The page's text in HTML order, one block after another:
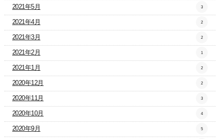
2021年5月 3
2021年4月 2
2021年3月 2
2021年2月 1
2021年1月 2
2020年12月 2
2020年11月 3
2020年10月 4
2020年9月 5